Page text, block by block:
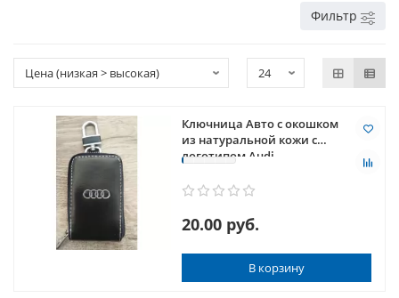
Фильтр
Ключница Авто с окошком
из натуральной кожи с
логотипом Audi
20.00 руб.
В корзину